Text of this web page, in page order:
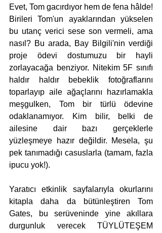
Evet, Tom gacırdıyor hem de fena hâlde!
Birileri Tom'un ayaklarından yükselen
bu utanç verici sese son vermeli, ama
nasıl? Bu arada, Bay Bilgili'nin verdiği
proje ödevi dostumuzu bir hayli
zorlayacağa benziyor. Nitekim 5F sınıfı
haldır haldır bebeklik fotoğraflarını
toparlayıp aile ağaçlarını hazırlamakla
meşgulken, Tom bir türlü ödevine
odaklanamıyor. Kim bilir, belki de
ailesine dair bazı gerçeklerle
yüzleşmeye hazır değildir. Mesela, şu
pek tanımadığı casuslarla (tamam, fazla
ipucu yok!).
Yaratıcı etkinlik sayfalarıyla okurlarını
kitapla daha da bütünleştiren Tom
Gates, bu serüveninde yine akıllara
durgunluk verecek TÜYLÜTEŞEM